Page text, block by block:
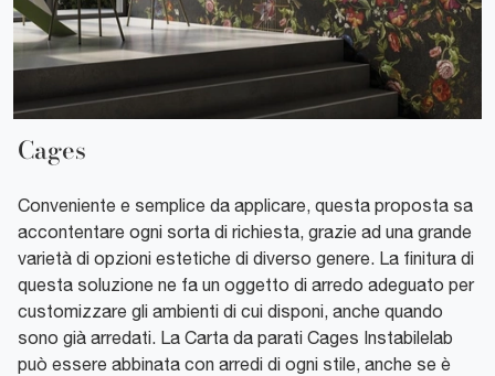
Cages
Conveniente e semplice da applicare, questa proposta sa
accontentare ogni sorta di richiesta, grazie ad una grande
varietà di opzioni estetiche di diverso genere. La finitura di
questa soluzione ne fa un oggetto di arredo adeguato per
customizzare gli ambienti di cui disponi, anche quando
sono già arredati. La Carta da parati Cages Instabilelab
può essere abbinata con arredi di ogni stile, anche se è